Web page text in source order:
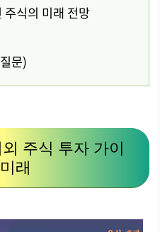
식의 미래 전망
문)
주식 투자 가이
래